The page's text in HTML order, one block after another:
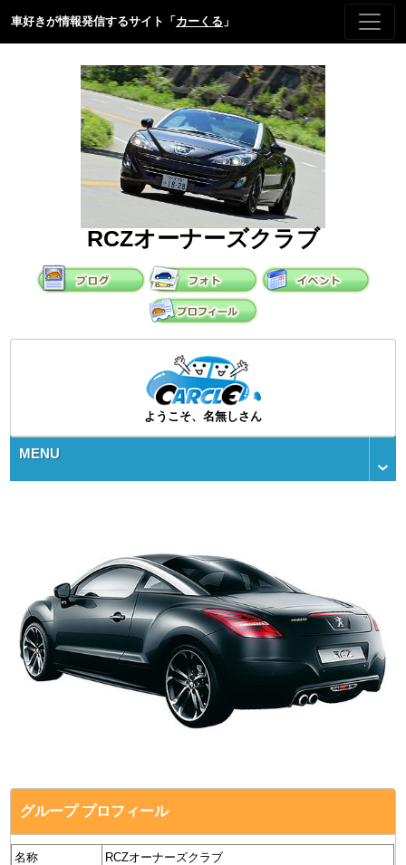
車好きが情報発信するサイト「 カーくる 」
RCZオーナーズクラブ
ようこそ、名無しさん
MENU
グループ プロフィール
名称
RCZオーナーズクラブ